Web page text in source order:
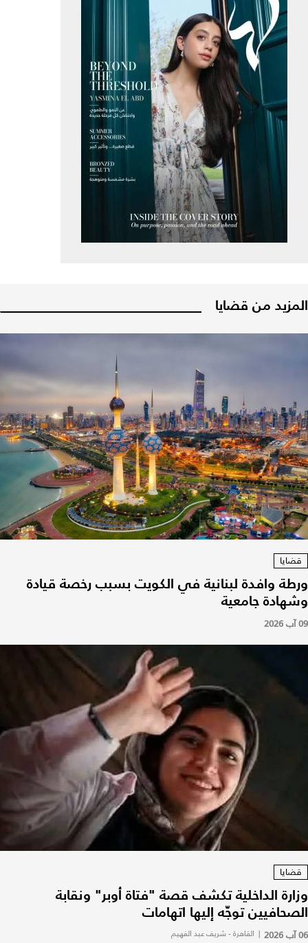
المزيد من قضايا
قضايا
ورطة وافدة لبنانية في الكويت بسبب رخصة قيادة
وشهادة جامعية
09 آب 2026
قضايا
وزارة الداخلية تكشف قصة "فتاة أوبر" ونقابة
الصحافيين توجّه إليها اتهامات
06 آب 2026 | القاهرة - شريف عبد الفهيم